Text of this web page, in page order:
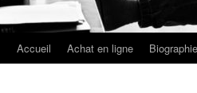
Accueil Achat en ligne Biographie